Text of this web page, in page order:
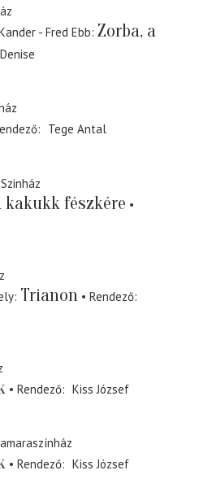
- Fred Ebb Zorba, a
Tege Antal
kakukk fészkére
Trianon
Rendező
Rendező
Kiss József
Rendező
Kiss József